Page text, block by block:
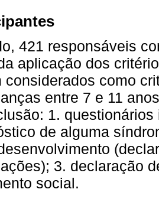
421 responsáveis
aplicação dos
considerados como
entre 7 e 11
1.
de alguma
3. declaração
social.